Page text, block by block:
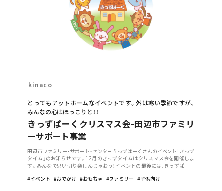
kinaco
とってもアットホームなイベントです。外は寒い季節ですが、
みんなの心はほっこりと！！
きっずぱーくクリスマス会-田辺市ファミリ
ーサポート事業
田辺市ファミリー・サポート・センターきっずぱーくさんのイベント「きっず
タイム」のお知らせです。12月のきっずタイムはクリスマス会を開催しま
す。みんなで思い切り楽しんじゃおう！イベントの最後には、きっずぱーく
まで。HP：※おもちゃ、お布
イベント おでかけ おもちゃ ファミリー 子供向け